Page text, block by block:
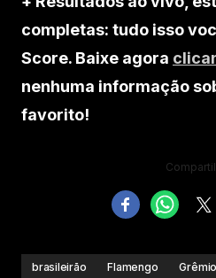
completas: tudo isso
Score. Baixe agora
nenhuma informação
favorito!
brasileirão Flamengo Grêmio